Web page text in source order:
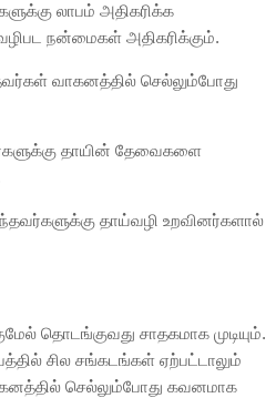
லாபம் அதிகரிக்க
நன்மைகள் அதிகரிக்கும்.
வாகனத்தில் செல்லும்போது
தாயின் தேவைகளை
தாய்வழி உறவினர்களால்
தொடங்குவது சாதகமாக முடியும்.
சில சங்கடங்கள் ஏற்பட்டாலும்
செல்லும்போது கவனமாக